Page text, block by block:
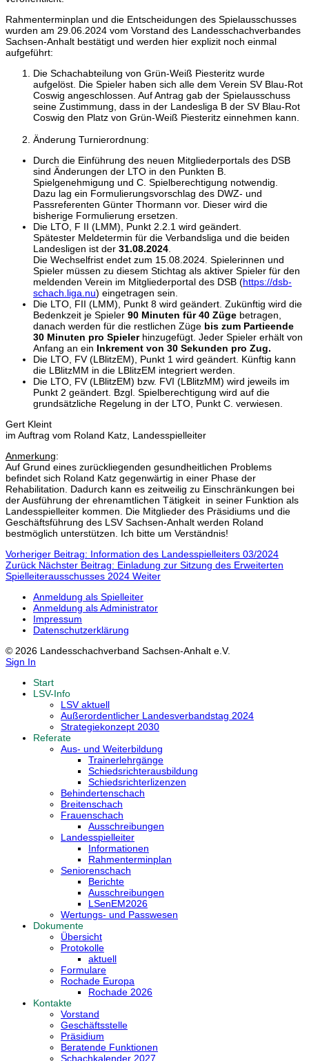
Rahmenterminplan und die Entscheidungen des Spielausschusses
wurden am 29.06.2024 vom Vorstand des Landesschachverbandes
Sachsen-Anhalt bestätigt und werden hier explizit noch einmal
aufgeführt:
Die Schachabteilung von Grün-Weiß Piesteritz wurde
aufgelöst. Die Spieler haben sich alle dem Verein SV Blau-Rot
Coswig angeschlossen. Auf Antrag gab der Spielausschuss
seine Zustimmung, dass in der Landesliga B der SV Blau-Rot
Coswig den Platz von Grün-Weiß Piesteritz einnehmen kann.
Änderung Turnierordnung:
Durch die Einführung des neuen Mitgliederportals des DSB
sind Änderungen der LTO in den Punkten B.
Spielgenehmigung und C. Spielberechtigung notwendig.
Dazu lag ein Formulierungsvorschlag des DWZ- und
Passreferenten Günter Thormann vor. Dieser wird die
bisherige Formulierung ersetzen.
Die LTO, F II (LMM), Punkt 2.2.1 wird geändert.
Spätester Meldetermin für die Verbandsliga und die beiden
Landesligen ist der 31.08.2024
Die Wechselfrist endet zum 15.08.2024. Spielerinnen und
Spieler müssen zu diesem Stichtag als aktiver Spieler für den
meldenden Verein im Mitgliederportal des DSB (https://dsb-
schach.liga.nu) eingetragen sein.
Die LTO, FII (LMM), Punkt 8 wird geändert. Zukünftig wird die
Bedenkzeit je Spieler 90 Minuten für 40 Züge betragen,
danach werden für die restlichen Züge bis zum Partieende
30 Minuten pro Spielerhinzugefügt. Jeder Spieler erhält von
Anfang an ein Inkrement von 30 Sekunden pro Zug.
Die LTO, FV (LBlitzEM), Punkt 1 wird geändert. Künftig kann
die LBlitzMM in die LBlitzEM integriert werden.
Die LTO, FV (LBlitzEM) bzw. FVI (LBlitzMM) wird jeweils im
Punkt 2 geändert. Bzgl. Spielberechtigung wird auf die
grundsätzliche Regelung in der LTO, Punkt C. verwiesen.
Gert Kleint
im Auftrag vom Roland Katz, Landesspielleiter
Anmerkung:
Auf Grund eines zurückliegenden gesundheitlichen Problems
befindet sich Roland Katz gegenwärtig in einer Phase der
Rehabilitation. Dadurch kann es zeitweilig zu Einschränkungen bei
der Ausführung der ehrenamtlichen Tätigkeit in seiner Funktion als
Landesspielleiter kommen. Die Mitglieder des Präsidiums und die
Geschäftsführung des LSV Sachsen-Anhalt werden Roland
bestmöglich unterstützen. Ich bitte um Verständnis!
Vorheriger Beitrag: Information des Landesspielleiters 03/2024
Zurück Nächster Beitrag: Einladung zur Sitzung des Erweiterten
Spielleiterausschusses 2024 Weiter
Anmeldung als Spielleiter
Anmeldung als Administrator
Impressum
Datenschutzerklärung
© 2026 Landesschachverband Sachsen-Anhalt e.V.
Sign In
Start
LSV-Info
LSV aktuell
Außerordentlicher Landesverbandstag 2024
Strategiekonzept 2030
Referate
Aus- und Weiterbildung
Trainerlehrgänge
Schiedsrichterausbildung
Schiedsrichterlizenzen
Behindertenschach
Breitenschach
Frauenschach
Ausschreibungen
Landesspielleiter
Informationen
Rahmenterminplan
Seniorenschach
Berichte
Ausschreibungen
LSenEM2026
Wertungs- und Passwesen
Dokumente
Übersicht
Protokolle
aktuell
Formulare
Rochade Europa
Rochade 2026
Kontakte
Vorstand
Geschäftsstelle
Präsidium
Beratende Funktionen
Schachkalender 2027